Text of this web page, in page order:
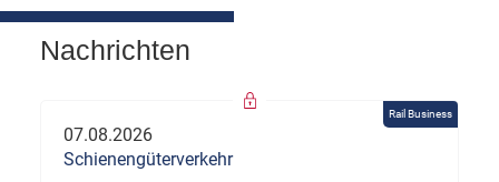
Nachrichten
Rail Business
07.08.2026
Schienengüterverkehr